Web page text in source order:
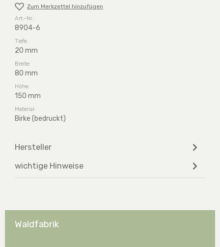
Zum Merkzettel hinzufügen
Art.-Nr.:
8904-6
Tiefe:
20 mm
Breite:
80 mm
Höhe:
150 mm
Material:
Birke (bedruckt)
Hersteller
wichtige Hinweise
Waldfabrik